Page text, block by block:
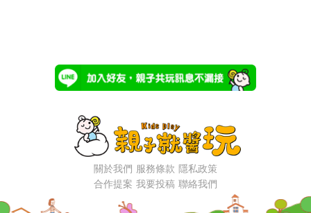
關於我們 服務條款 隱私政策
合作提案 我要投稿 聯絡我們